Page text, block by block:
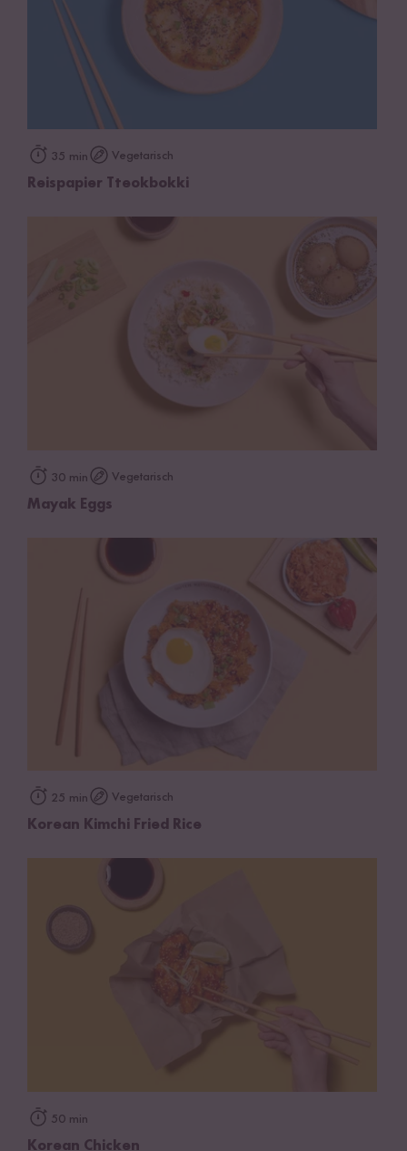
35 min Vegetarisch
Reispapier Tteokbokki
30 min Vegetarisch
Mayak Eggs
25 min Vegetarisch
Korean Kimchi Fried Rice
50 min
Korean Chicken